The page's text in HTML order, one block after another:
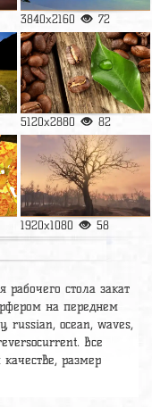
3840x2160 72
5120x2880 82
1920x1080 58
стола закат
на переднем
russian, ocean, waves,
Все
размер